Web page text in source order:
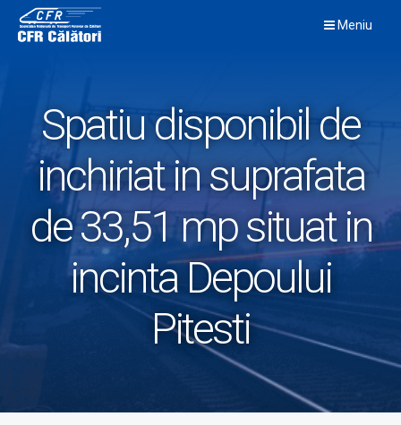
content
Meniu
Spatiu disponibil de
inchiriat in suprafata
de 33,51 mp situat in
incinta Depoului
Pitesti